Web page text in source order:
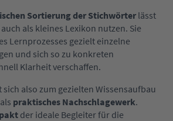
Sortierung der Stichwörter lässt
auch als kleines Lexikon nutzen. Sie
Lernprozesses gezielt einzelne
und sich so zu konkreten
Klarheit verschaffen.
sich also zum gezielten Wissensaufbau
praktisches Nachschlagewerk.
der ideale Begleiter für die